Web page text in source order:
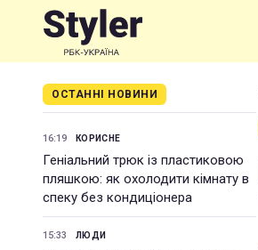
ОСТАННІ НОВИНИ
16:19 КОРИСНЕ
Геніальний трюк із пластиковою
пляшкою: як охолодити кімнату в
спеку без кондиціонера
15:33 ЛЮДИ